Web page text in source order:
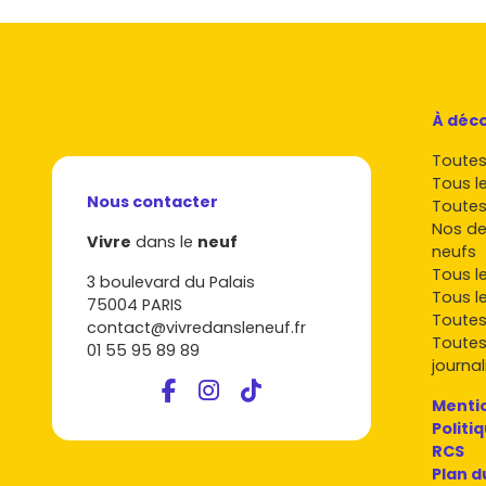
Nous contacter
Vivre dans le neuf
3 boulevard du Palais
75004 PARIS
contact@vivredansleneuf.fr
01 55 95 89 89
À
Tous
Nos
neufs
Tous
Tous
RCS
Plan